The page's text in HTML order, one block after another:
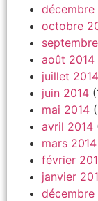
décembre
octobre
août 2014
juillet 2014
juin 2014
mai 2014
avril 2014
mars 2014
février
janvier
décembre